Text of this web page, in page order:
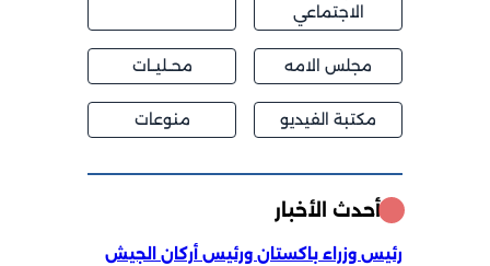
الاجتماعي
مجلس الامه محــليــات
مكتبة الفيديو منوعات
أحدث الأخبار
رئيس وزراء باكستان ورئيس أركان الجيش